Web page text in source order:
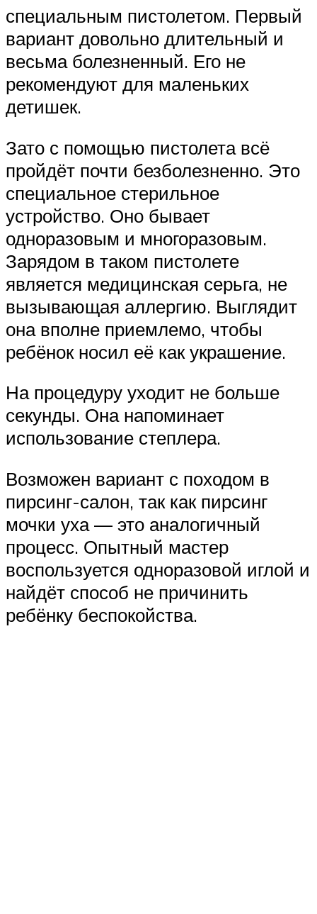
специальным пистолетом. Первый
вариант довольно длительный и
весьма болезненный. Его не
рекомендуют для маленьких
детишек.
Зато с помощью пистолета всё
пройдёт почти безболезненно. Это
специальное стерильное
устройство. Оно бывает
одноразовым и многоразовым.
Зарядом в таком пистолете
является медицинская серьга, не
вызывающая аллергию. Выглядит
она вполне приемлемо, чтобы
ребёнок носил её как украшение.
На процедуру уходит не больше
секунды. Она напоминает
использование степлера.
Возможен вариант с походом в
пирсинг-салон, так как пирсинг
мочки уха — это аналогичный
процесс. Опытный мастер
воспользуется одноразовой иглой и
найдёт способ не причинить
ребёнку беспокойства.